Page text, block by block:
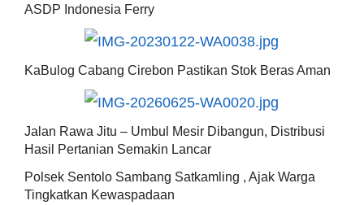
ASDP Indonesia Ferry
KaBulog Cabang Cirebon Pastikan Stok Beras Aman
Jalan Rawa Jitu – Umbul Mesir Dibangun, Distribusi
Hasil Pertanian Semakin Lancar
Polsek Sentolo Sambang Satkamling , Ajak Warga
Tingkatkan Kewaspadaan